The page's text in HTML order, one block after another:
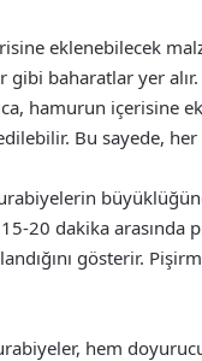
eklenebilecek
gibi baharatlar yer
hamurun içerisine
Bu sayede,
15-20 dakika
gösterir.
hem